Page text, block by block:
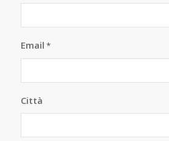
Email *
Città